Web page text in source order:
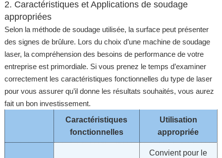
2. Caractéristiques et Applications de soudage
appropriées
Selon la méthode de soudage utilisée, la surface peut présenter
des signes de brûlure. Lors du choix d’une machine de soudage
laser, la compréhension des besoins de performance de votre
entreprise est primordiale. Si vous prenez le temps d’examiner
correctement les caractéristiques fonctionnelles du type de laser
pour vous assurer qu’il donne les résultats souhaités, vous aurez
fait un bon investissement.
Caractéristiques
fonctionnelles
Utilisation
appropriée
Convient pour le